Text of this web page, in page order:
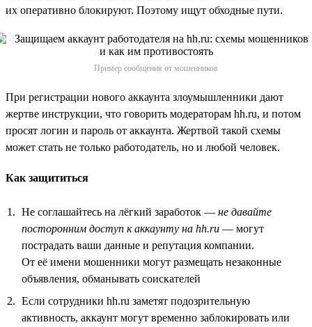
их оперативно блокируют. Поэтому ищут обходные пути.
Пример сообщения от мошенников
При регистрации нового аккаунта злоумышленники дают
жертве инструкции, что говорить модераторам hh.ru, и потом
просят логин и пароль от аккаунта. Жертвой такой схемы
может стать не только работодатель, но и любой человек.
Как защититься
Не соглашайтесь на лёгкий заработок — не давайте
посторонним доступ к аккаунту на hh.ru — могут
пострадать ваши данные и репутация компании.
От её имени мошенники могут размещать незаконные
объявления, обманывать соискателей
Если сотрудники hh.ru заметят подозрительную
активность, аккаунт могут временно заблокировать или